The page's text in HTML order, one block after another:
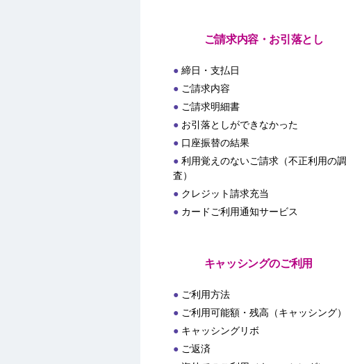
ご請求内容・お引落とし
締日・支払日
ご請求内容
ご請求明細書
お引落としができなかった
口座振替の結果
利用覚えのないご請求（不正利用の調
査）
クレジット請求充当
カードご利用通知サービス
キャッシングのご利用
ご利用方法
ご利用可能額・残高（キャッシング）
キャッシングリボ
ご返済